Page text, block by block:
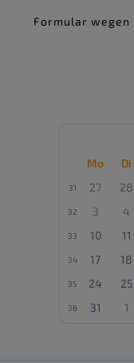
Formular wegen
Mo Di
31 27 28
32 3 4
33 10 11
34 17 18
35 24 25
36 31 1